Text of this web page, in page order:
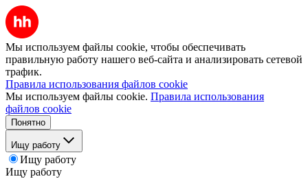
Мы используем файлы cookie, чтобы обеспечивать
правильную работу нашего веб-сайта и анализировать сетевой
трафик.
Правила использования файлов cookie
Мы используем файлы cookie. Правила использования
файлов cookie
Понятно
Ищу работу
Ищу работу
Ищу работу